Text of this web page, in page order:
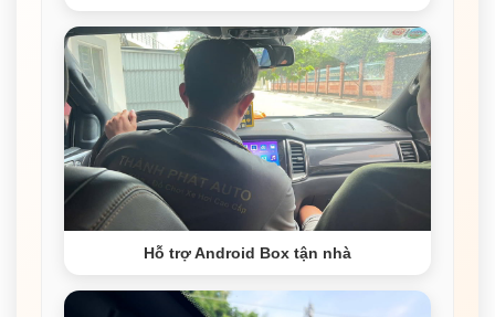
Hỗ trợ Android Box tận nhà